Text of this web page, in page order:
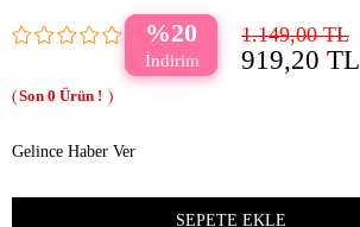
20 1.149,00 TL
919,20 TL
0
Gelince Haber Ver